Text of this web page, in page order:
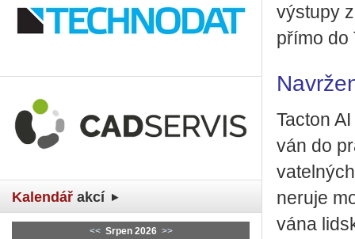
Kalendář akcí
<< Srpen 2026 >>
vý­stu­py
přímo do
Tac­ton
ván do
ne­ru­je
vá­na